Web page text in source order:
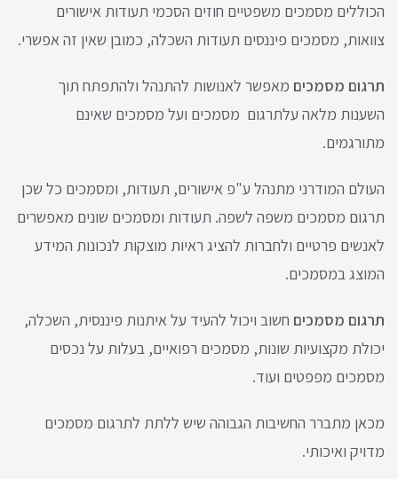
הכוללים מסמכים משפטיים חוזים הסכמי תעודות אישורים
צוואות, מסמכים פיננסים תעודות השכלה, כמובן שאין זה אפשרי.
תרגום מסמכים מאפשר לאנושות להתנהל ולהתפתח תוך
השענות מלאה עלתרגום מסמכים ועל מסמכים שאינם
מתורגמים.
העולם המודרני מתנהל ע"פ אישורים, תעודות, ומסמכים כל שכן
תרגום מסמכים משפה לשפה. תעודות ומסמכים שונים מאפשרים
לאנשים פרטיים ולחברות להציג ראיות מוצקות לנכונות המידע
המוצג במסמכים.
תרגום מסמכים חשוב ויכול להעיד על איתנות פיננסית, השכלה,
יכולת מקצועיות שונות, מסמכים רפואיים, בעלות על נכסים
מסמכים מפפטים ועוד.
מכאן מתברר החשיבות הגבוהה שיש ללתת לתרגום מסמכים
מדויק ואיכותי.